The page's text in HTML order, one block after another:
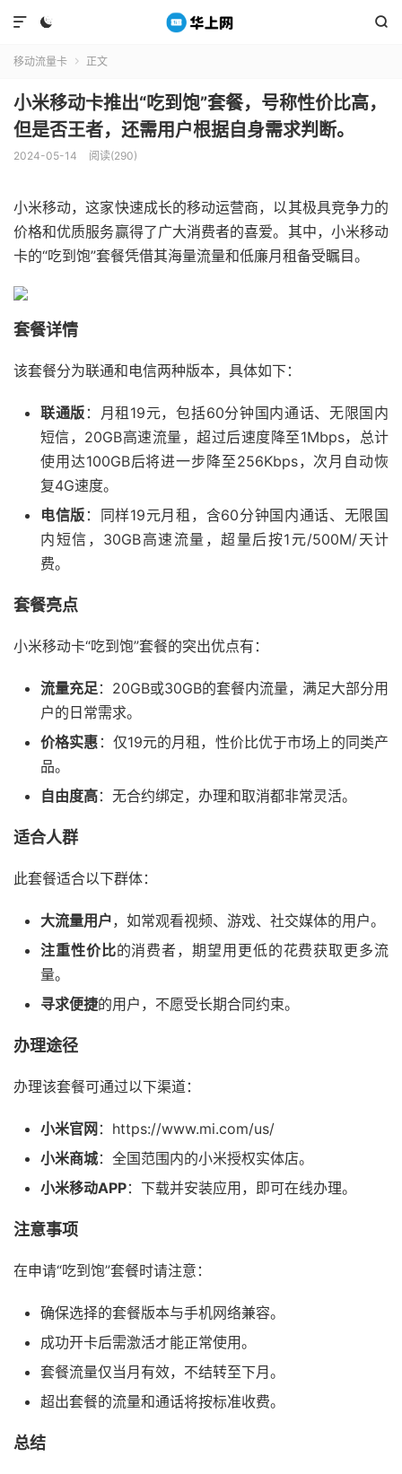
 

移动流量卡  正文
小米移动卡推出“吃到饱”套餐，号称性价比高，
但是否王者，还需用户根据自身需求判断。
2024-05-14 阅读(290)
小米移动，这家快速成长的移动运营商，以其极具竞争力的
价格和优质服务赢得了广大消费者的喜爱。其中，小米移动
卡的“吃到饱”套餐凭借其海量流量和低廉月租备受瞩目。
套餐详情
该套餐分为联通和电信两种版本，具体如下：
联通版 ：月租19元，包括60分钟国内通话、无限国内
短信，20GB高速流量，超过后速度降至1Mbps，总计
使用达100GB后将进一步降至256Kbps，次月自动恢
复4G速度。
电信版 ：同样19元月租，含60分钟国内通话、无限国
内短信，30GB高速流量，超量后按1元/500M/天计
费。
套餐亮点
小米移动卡“吃到饱”套餐的突出优点有：
流量充足：20GB或30GB的套餐内流量，满足大部分用
户的日常需求。
价格实惠 ：仅19元的月租，性价比优于市场上的同类产
品。
自由度高：无合约绑定，办理和取消都非常灵活。
适合人群
此套餐适合以下群体：
大流量用户，如常观看视频、游戏、社交媒体的用户。
注重性价比的消费者，期望用更低的花费获取更多流
量。
寻求便捷的用户，不愿受长期合同约束。
办理途径
办理该套餐可通过以下渠道：
小米官网 ：https://www.mi.com/us/
小米商城：全国范围内的小米授权实体店。
小米移动APP：下载并安装应用，即可在线办理。
注意事项
在申请“吃到饱”套餐时请注意：
确保选择的套餐版本与手机网络兼容。
成功开卡后需激活才能正常使用。
套餐流量仅当月有效，不结转至下月。
超出套餐的流量和通话将按标准收费。
总结